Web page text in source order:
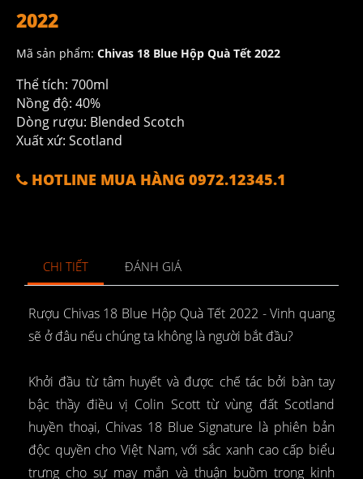
2022
Mã sản phẩm: Chivas 18 Blue Hộp Quà Tết 2022
Thể tích: 700ml
Nồng độ: 40%
Dòng rượu: Blended Scotch
Xuất xứ: Scotland
HOTLINE MUA HÀNG 0972.12345.1
CHI TIẾT ĐÁNH GIÁ
Rượu Chivas 18 Blue Hộp Quà Tết 2022 - Vinh quang
sẽ ở đâu nếu chúng ta không là người bắt đầu?
Khởi đầu từ tâm huyết và được chế tác bởi bàn tay
bậc thầy điều vị Colin Scott từ vùng đất Scotland
huyền thoại, Chivas 18 Blue Signature là phiên bản
độc quyền cho Việt Nam, với sắc xanh cao cấp biểu
trưng cho sự may mắn và thuận buồm trong kinh